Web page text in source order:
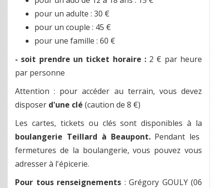
pour un adulte : 30 €
pour un couple : 45 €
pour une famille : 60 €
- soit prendre un ticket horaire :2 € par heure
par personne
Attention : pour accéder au terrain, vous devez
disposer d'une clé (caution de 8 €)
Les cartes, tickets ou clés sont disponibles à la
boulangerie Teillard à Beaupont. Pendant les
fermetures de la boulangerie, vous pouvez vous
adresser à l'épicerie.
Pour tous renseignements : Grégory GOULY (06